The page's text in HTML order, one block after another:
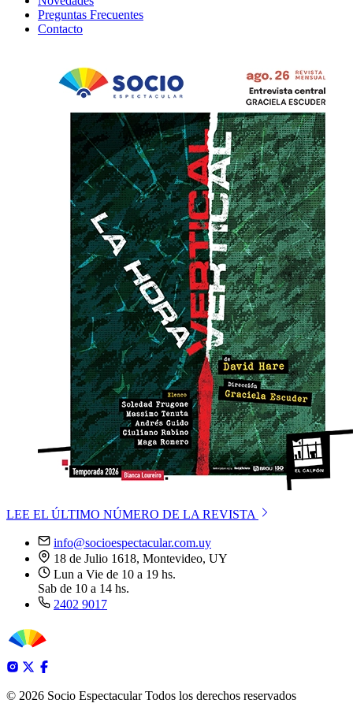
Preguntas Frecuentes
Contacto
LEE EL ÚLTIMO NÚMERO DE LA REVISTA
info@socioespectacular.com.uy
18 de Julio 1618, Montevideo, UY
Lun a Vie de 10 a 19 hs.
Sab de 10 a 14 hs.
2402 9017
© 2026 Socio Espectacular Todos los derechos reservados